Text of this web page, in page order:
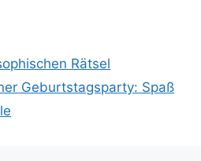
Rätsel
Geburtstagsparty: Spaß